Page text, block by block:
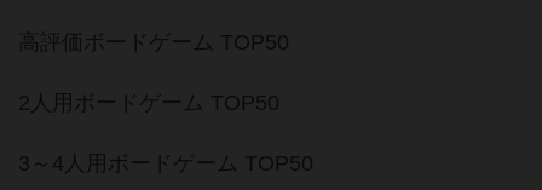
高評価ボードゲーム TOP50
2人用ボードゲーム TOP50
3～4人用ボードゲーム TOP50